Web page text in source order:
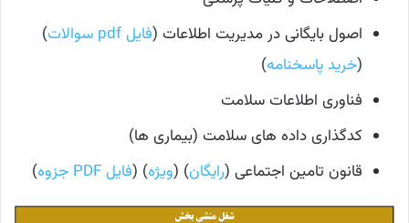
اصول بایگانی در مدیریت اطلاعات (فایل pdf سوالات
)
(خرید پاسخنامه)
فناوری اطلاعات سلامت
کدگذاری داده های سلامت (بیماری ها)
قانون تامین اجتماعی (رایگان) (ویژه) (فایل PDF جزوه )